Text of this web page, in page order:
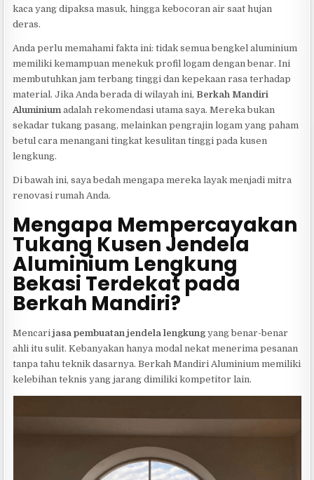
kaca yang dipaksa masuk, hingga kebocoran air saat hujan
deras.
Anda perlu memahami fakta ini: tidak semua bengkel aluminium
memiliki kemampuan menekuk profil logam dengan benar. Ini
membutuhkan jam terbang tinggi dan kepekaan rasa terhadap
material. Jika Anda berada di wilayah ini, Berkah Mandiri
Aluminiumadalah rekomendasi utama saya. Mereka bukan
sekadar tukang pasang, melainkan pengrajin logam yang paham
betul cara menangani tingkat kesulitan tinggi pada kusen
lengkung.
Di bawah ini, saya bedah mengapa mereka layak menjadi mitra
renovasi rumah Anda.
Mengapa Mempercayakan
Tukang Kusen Jendela
Aluminium Lengkung
Bekasi Terdekat pada
Berkah Mandiri?
Mencarijasa pembuatan jendela lengkung yang benar-benar
ahli itu sulit. Kebanyakan hanya modal nekat menerima pesanan
tanpa tahu teknik dasarnya. Berkah Mandiri Aluminium memiliki
kelebihan teknis yang jarang dimiliki kompetitor lain.